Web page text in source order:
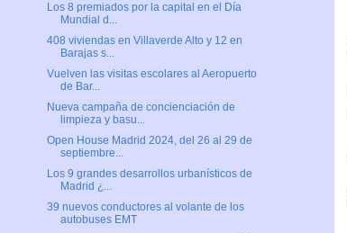
Los 8 premiados por la capital en el Día
Mundial d...
408 viviendas en Villaverde Alto y 12 en
Barajas s...
Vuelven las visitas escolares al Aeropuerto
de Bar...
Nueva campaña de concienciación de
limpieza y basu...
Open House Madrid 2024, del 26 al 29 de
septiembre...
Los 9 grandes desarrollos urbanísticos de
Madrid ¿...
39 nuevos conductores al volante de los
autobuses EMT